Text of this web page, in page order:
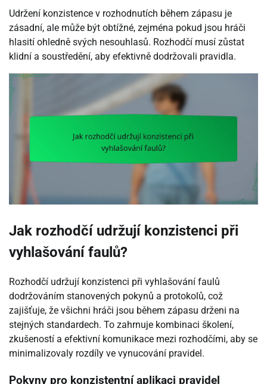
Udržení konzistence v rozhodnutích během zápasu je
zásadní, ale může být obtížné, zejména pokud jsou hráči
hlasití ohledně svých nesouhlasů. Rozhodčí musí zůstat
klidní a soustředění, aby efektivně dodržovali pravidla.
Jak rozhodčí udržují konzistenci při
vyhlašování faulů?
Rozhodčí udržují konzistenci při vyhlašování faulů
dodržováním stanovených pokynů a protokolů, což
zajišťuje, že všichni hráči jsou během zápasu drženi na
stejných standardech. To zahrnuje kombinaci školení,
zkušeností a efektivní komunikace mezi rozhodčími, aby se
minimalizovaly rozdíly ve vynucování pravidel.
Pokyny pro konzistentní aplikaci pravidel